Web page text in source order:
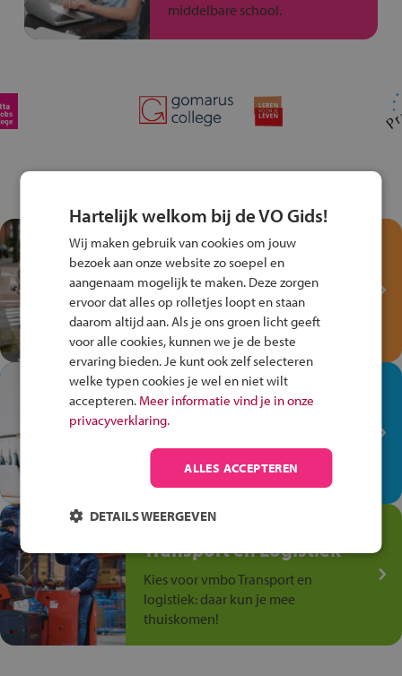
middelbare school.
Test je kennis met het
Fiets Veilig
Verkeersspel!
Speel het Fiets Veilig Verkeersspel
en win een Cortina-fiets!
In de winkel ben je op je
plek!
op de winkelvloer, waar elke dag
anders is!
Jouw talent in de
Transport en Logistiek
Kies voor vmbo Transport en
logistiek: daar kun je mee
thuiskomen!
Hartelijk welkom bij de VO Gids!
Wij maken gebruik van cookies om jouw
bezoek aan onze website zo soepel en
aangenaam mogelijk te maken. Deze zorgen
ervoor dat alles op rolletjes loopt en staan
daarom altijd aan. Als je ons groen licht geeft
voor alle cookies, kunnen we je de beste
ervaring bieden. Je kunt ook zelf selecteren
welke typen cookies je wel en niet wilt
accepteren. Meer informatie vind je in onze
privacyverklaring.
ALLES ACCEPTEREN
DETAILS WEERGEVEN